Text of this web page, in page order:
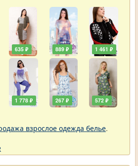
635 ₽
1 778 ₽
889 ₽
267 ₽
1 461 ₽
572 ₽
взрослое одежда белье.